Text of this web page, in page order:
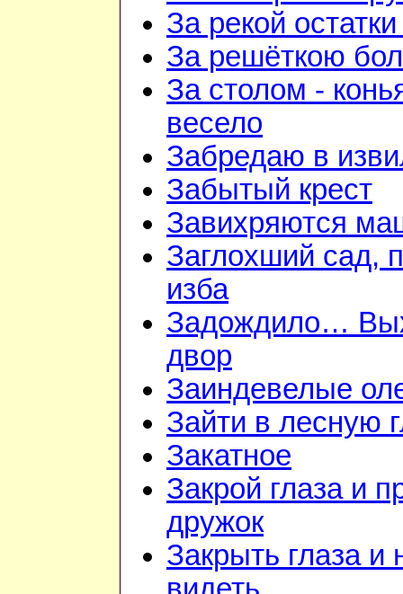
За рекой
За решёткою
За столом -
весело
Забредаю в
Забытый крест
Завихряются
Заглохший сад,
изба
Задождило…
двор
Заиндевелые
Зайти в лесную
Закатное
Закрой глаза и
дружок
Закрыть глаза и